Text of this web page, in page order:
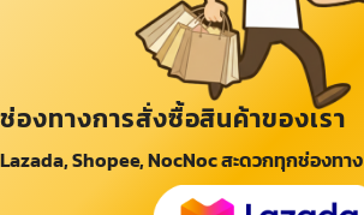
ช่องทางการสั่งซื้อสินค้าของเรา
Lazada, Shopee, NocNoc สะดวกทุกช่องทาง